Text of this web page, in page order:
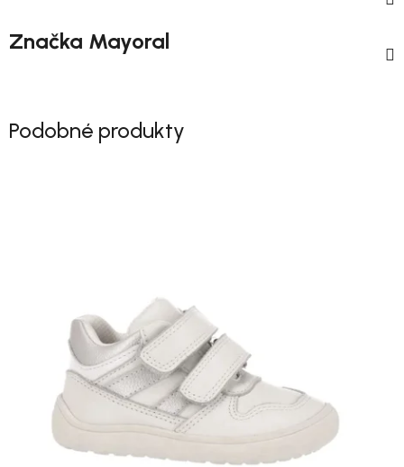
Značka Mayoral
Podobné produkty